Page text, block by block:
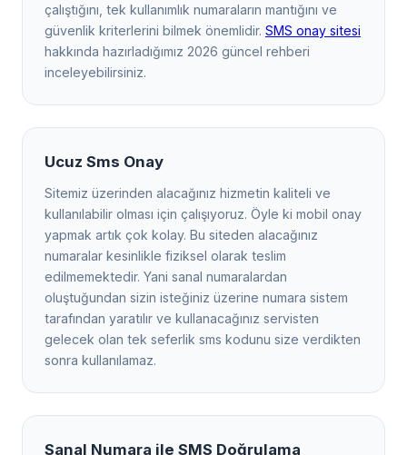
çalıştığını, tek kullanımlık numaraların mantığını ve
güvenlik kriterlerini bilmek önemlidir. SMS onay sitesi
hakkında hazırladığımız 2026 güncel rehberi
inceleyebilirsiniz.
Ucuz Sms Onay
Sitemiz üzerinden alacağınız hizmetin kaliteli ve
kullanılabilir olması için çalışıyoruz. Öyle ki mobil onay
yapmak artık çok kolay. Bu siteden alacağınız
numaralar kesinlikle fiziksel olarak teslim
edilmemektedir. Yani sanal numaralardan
oluştuğundan sizin isteğiniz üzerine numara sistem
tarafından yaratılır ve kullanacağınız servisten
gelecek olan tek seferlik sms kodunu size verdikten
sonra kullanılamaz.
Sanal Numara ile SMS Doğrulama